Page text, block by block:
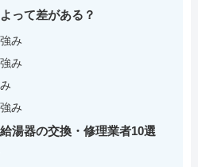
って差がある？
み
み
み
湯器の交換・修理業者10選